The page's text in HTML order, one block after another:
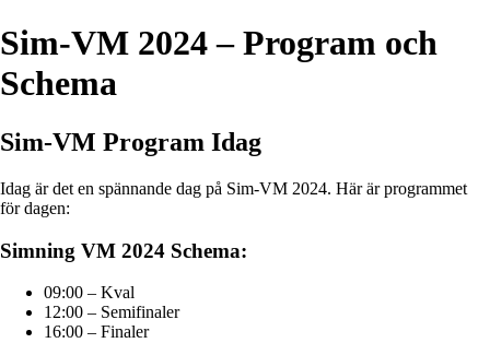
Sim-VM 2024 – Program och
Schema
Sim-VM Program Idag
Idag är det en spännande dag på Sim-VM 2024. Här är programmet
för dagen:
Simning VM 2024 Schema:
09:00 – Kval
12:00 – Semifinaler
16:00 – Finaler